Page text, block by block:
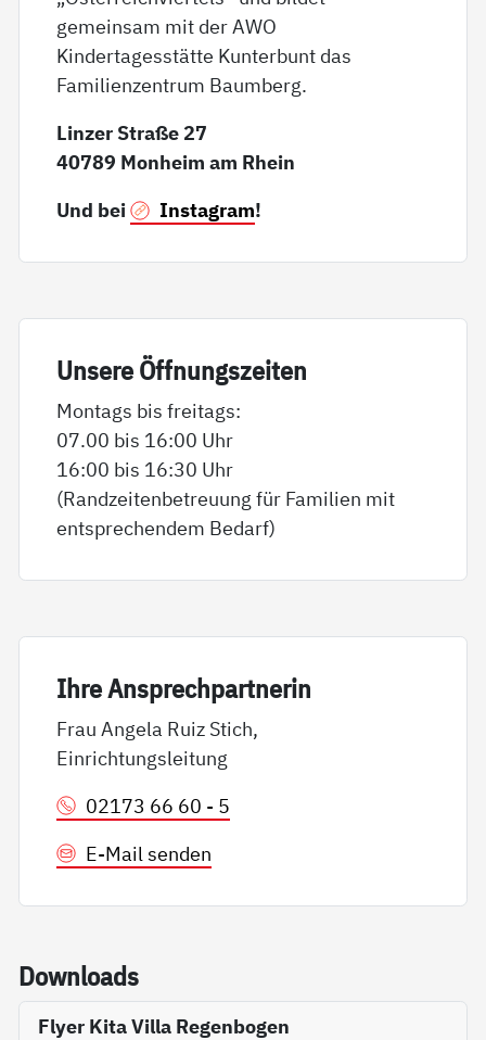
gemeinsam mit der AWO
Kindertagesstätte Kunterbunt das
Familienzentrum Baumberg.
Linzer Straße 27
40789 Monheim am Rhein
Und bei
Instagram!
Un­se­re Öff­nungs­zei­ten
Montags bis freitags:
07.00 bis 16:00 Uhr
16:00 bis 16:30 Uhr
(Randzeitenbetreuung für Familien mit
entsprechendem Bedarf)
Ih­re An­sp­rech­part­ne­rin
Frau Angela Ruiz Stich,
Einrichtungsleitung
02173 66 60 - 5
E-Mail senden
Down­loads
Flyer Kita Villa Regenbogen